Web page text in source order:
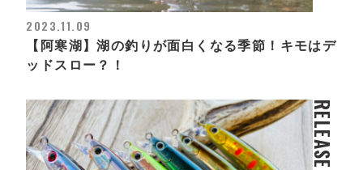
2023.11.09
【阿寒湖】湖の釣りが面白くなる季節！キモはデ
ッドスロー？！
RELEASE